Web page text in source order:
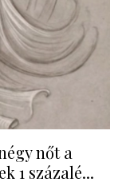
nőt a
1 százalé...